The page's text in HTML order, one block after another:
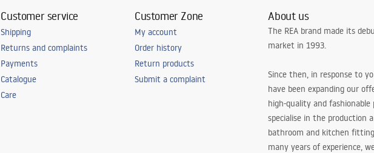
Customer service
Shipping
Returns and complaints
Payments
Catalogue
Care
Customer Zone
My account
Order history
Return products
Submit a complaint
About us
The REA brand made its
market in 1993.
Since then, in response to
have been expanding our
high-quality and fashionable
specialise in the production
bathroom and kitchen
many years of experience,